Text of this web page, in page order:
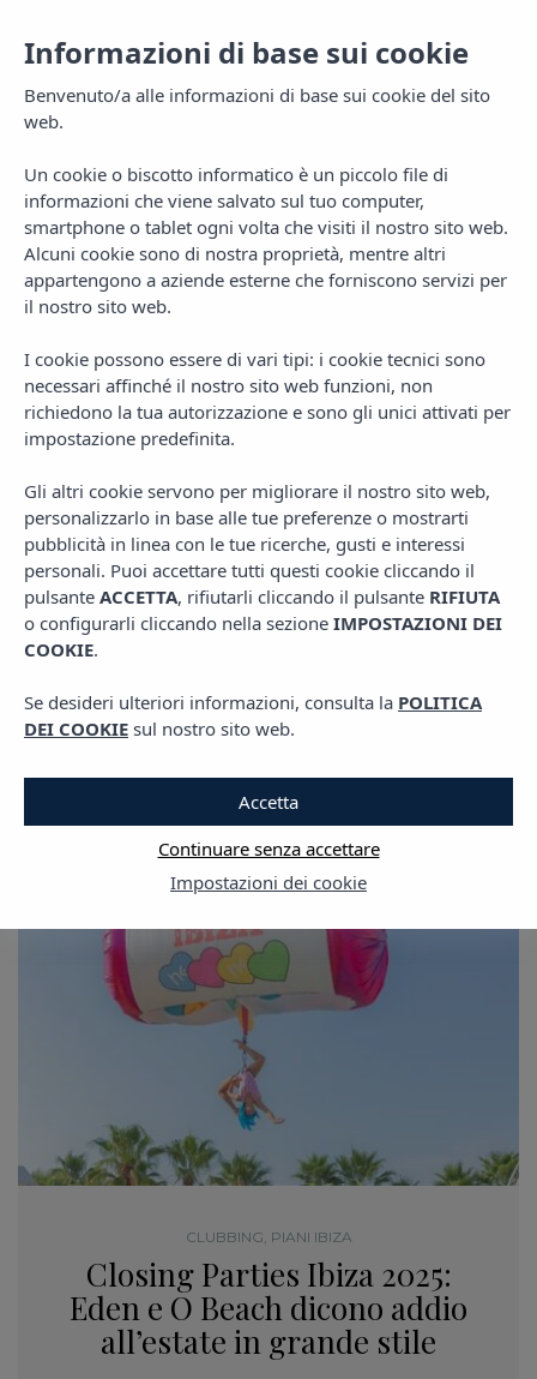
AUTHOR
The Ibiza Blog
CLUBBING PIANI IBIZA
Closing Parties Ibiza 2025:
Eden e O Beach dicono addio
all’estate in grande stile
Informazioni di base sui cookie
Benvenuto/a alle informazioni di base sui cookie del sito
web.
Un cookie o biscotto informatico è un piccolo file di
informazioni che viene salvato sul tuo computer,
smartphone o tablet ogni volta che visiti il nostro sito web.
Alcuni cookie sono di nostra proprietà, mentre altri
appartengono a aziende esterne che forniscono servizi per
il nostro sito web.
I cookie possono essere di vari tipi: i cookie tecnici sono
necessari affinché il nostro sito web funzioni, non
richiedono la tua autorizzazione e sono gli unici attivati per
impostazione predefinita.
Gli altri cookie servono per migliorare il nostro sito web,
personalizzarlo in base alle tue preferenze o mostrarti
pubblicità in linea con le tue ricerche, gusti e interessi
personali. Puoi accettare tutti questi cookie cliccando il
pulsante ACCETTA, rifiutarli cliccando il pulsante RIFIUTA
o configurarli cliccando nella sezione IMPOSTAZIONI DEI
COOKIE.
Se desideri ulteriori informazioni, consulta la POLITICA
DEI COOKIE sul nostro sito web.
Impostazioni dei cookie
Continuare senza accettare
Accetta